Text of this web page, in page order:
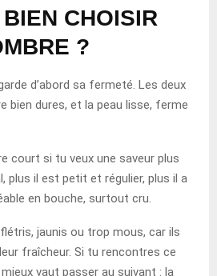
CHOISIR
?
d’abord sa fermeté. Les deux
bien dures, et la peau lisse, ferme
court si tu veux une saveur plus
plus il est petit et régulier, plus il a
en bouche, surtout cru.
jaunis ou trop mous, car ils
fraîcheur. Si tu rencontres ce
vaut passer au suivant : la